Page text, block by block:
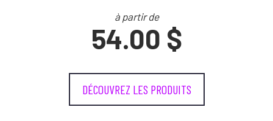
à partir de
54.00 $
DÉCOUVREZ LES PRODUITS